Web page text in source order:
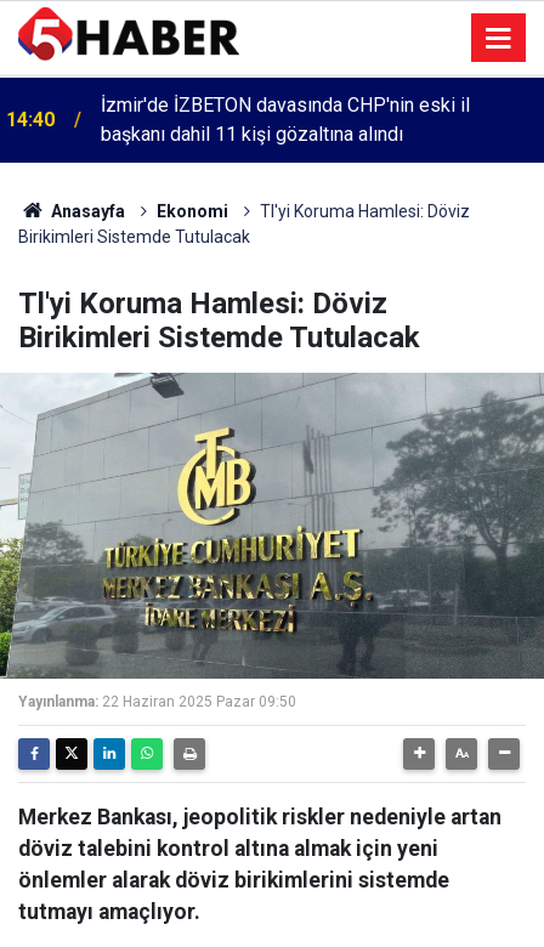
14:40
İzmir'de İZBETON davasında CHP'nin eski il
başkanı dahil 11 kişi gözaltına alındı
Anasayfa Ekonomi
Tl'yi Koruma Hamlesi: Döviz
Birikimleri Sistemde Tutulacak
Tl'yi Koruma Hamlesi: Döviz
Birikimleri Sistemde Tutulacak
Yayınlanma: 22 Haziran 2025 Pazar 09:50
Merkez Bankası, jeopolitik riskler nedeniyle artan
döviz talebini kontrol altına almak için yeni
önlemler alarak döviz birikimlerini sistemde
tutmayı amaçlıyor.